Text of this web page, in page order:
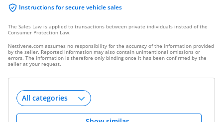
Instructions for secure vehicle sales
The Sales Law is applied to transactions between private individuals instead of the
Consumer Protection Law.
Nettivene.com assumes no responsibility for the accuracy of the information provided
by the seller. Reported information may also contain unintentional omissions or
errors. The information is therefore only binding once it has been confirmed by the
seller at your request.